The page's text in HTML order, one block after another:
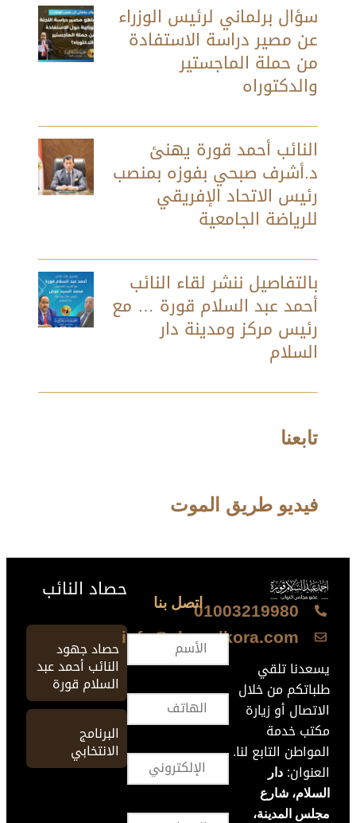
سؤال برلماني لرئيس الوزراء
عن مصير دراسة الاستفادة
من حملة الماجستير
والدكتوراه
النائب أحمد قورة يهنئ
د.أشرف صبحي بفوزه بمنصب
رئيس الاتحاد الإفريقي
للرياضة الجامعية
بالتفاصيل ننشر لقاء النائب
أحمد عبد السلام قورة … مع
رئيس مركز ومدينة دار
السلام
تابعنا
فيديو طريق الموت
01003219980
info@ahmedkora.com
يسعدنا تلقي
طلباتكم من خلال
الاتصال أو زيارة
مكتب خدمة
المواطن التابع لنا.
العنوان: دار
السلام، شارع
مجلس المدينة،
اتصل بنا حصاد النائب
حصاد جهود
النائب أحمد عبد
السلام قورة
البرنامج
الانتخابي